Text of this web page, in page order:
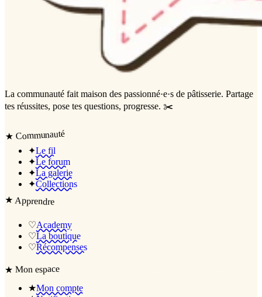
La communauté fait maison des passionné·e·s de pâtisserie. Partage
tes réussites, pose tes questions, progresse. ✂️
★ Communauté
✦Le fil
✦Le forum
✦La galerie
✦Collections
★Apprendre
♡Academy
♡La boutique
♡Récompenses
★Mon espace
★Mon compte